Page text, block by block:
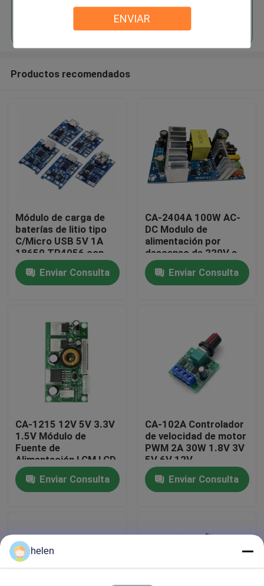
ENVIAR
En casa.
Productos
Sobre nosotros
Recorrido por la fábrica
Control de calidad
Contáctenos
Noticias
El blog
Continuar
Productos recomendados
Módulo de carga de
baterías de litio tipo
C/Micro USB 5V 1A
18650 TP4056 con
protección y
funciones duales
Enviar Consulta
CA-2404A 100W AC-
DC Modulo de
alimentación por
descenso de 220V a
24V
Enviar Consulta
CA-1215 12V 5V 3.3V
1.5V Módulo de
Fuente de
Alimentación LCM LCD
Enviar Consulta
CA-102A Controlador
de velocidad de motor
PWM 2A 30W 1.8V 3V
5V 6V 12V
Enviar Consulta
helen